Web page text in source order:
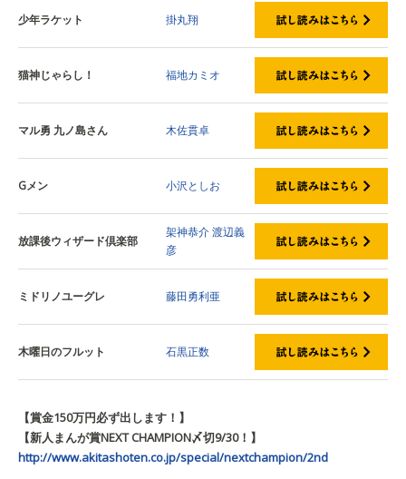
少年ラケット 掛丸翔
猫神じゃらし！ 福地カミオ
マル勇 九ノ島さん 木佐貫卓
Gメン 小沢としお
放課後ウィザード倶楽部
架神恭介渡辺義
彦
ミドリノユーグレ 藤田勇利亜
木曜日のフルット 石黒正数
【賞金150万円必ず出します！】
【新人まんが賞NEXT CHAMPION〆切9/30！】
http://www.akitashoten.co.jp/special/nextchampion/2nd